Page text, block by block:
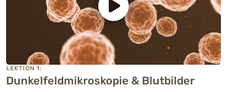
LEKTION 1:
Dunkelfeldmikroskopie & Blutbilder